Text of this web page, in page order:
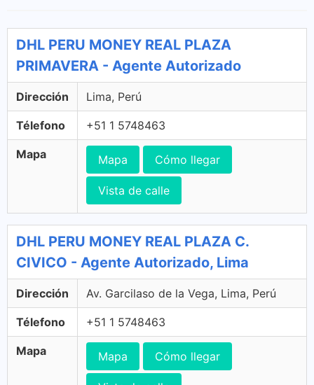
DHL PERU MONEY REAL PLAZA
PRIMAVERA - Agente Autorizado
Dirección Lima, Perú
Télefono +51 1 5748463
Mapa Mapa Cómo llegar
Vista de calle
DHL PERU MONEY REAL PLAZA C.
CIVICO - Agente Autorizado, Lima
Dirección Av. Garcilaso de la Vega, Lima, Perú
Télefono +51 1 5748463
Mapa Mapa Cómo llegar